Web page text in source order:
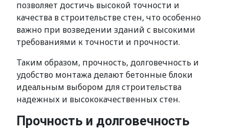
позволяет достичь высокой точности и
качества в строительстве стен, что особенно
важно при возведении зданий с высокими
требованиями к точности и прочности.
Таким образом, прочность, долговечность и
удобство монтажа делают бетонные блоки
идеальным выбором для строительства
надежных и высококачественных стен.
Прочность и долговечность